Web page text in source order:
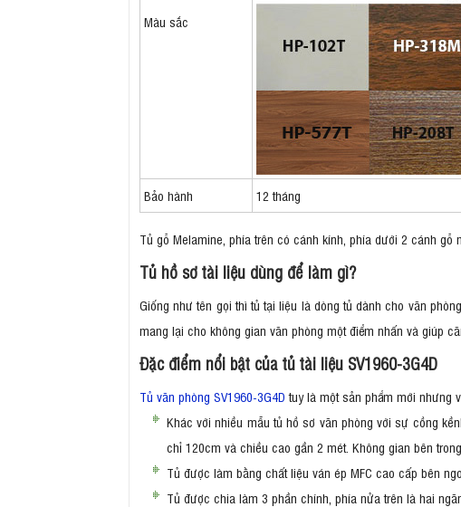
Màu sắc
Bảo hành 12 tháng
Tủ gỗ Melamine, phía trên có cánh kính, phía dưới 2 cánh gỗ
Tủ hồ sơ tài liệu dùng để làm gì?
Giống như tên gọi thì tủ tại liệu là dòng tủ dành cho văn
mang lại cho không gian văn phòng một điểm nhấn và giúp
Đặc điểm nổi bật của tủ tài liệu SV1960-3G4D
Tủ văn phòng SV1960-3G4D tuy là một sản phẩm mới nhưng
Khác với nhiều mẫu tủ hồ sơ văn phòng với sự cồng
chỉ 120cm và chiều cao gần 2 mét. Không gian bên
Tủ được làm bằng chất liệu ván ép MFC cao cấp bên
Tủ được chia làm 3 phần chính, phía nửa trên là hai